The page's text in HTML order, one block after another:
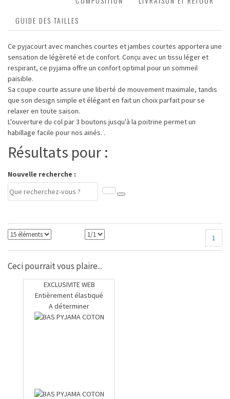
GUIDE DES TAILLES
Ce pyjacourt avec manches courtes et jambes courtes apportera une
sensation de légèreté et de confort. Conçu avec un tissu léger et
respirant, ce pyjama offre un confort optimal pour un sommeil
paisible.
Sa coupe courte assure une liberté de mouvement maximale, tandis
que son design simple et élégant en fait un choix parfait pour se
relaxer en toute saison.
L'ouverture du col par 3 boutons jusqu'à la poitrine permet un
habillage facile pour nos ainés. .
Résultats pour :
Nouvelle recherche :
1
Ceci pourrait vous plaire...
EXCLUSIVITE WEB
Entièrement élastiqué
A déterminer